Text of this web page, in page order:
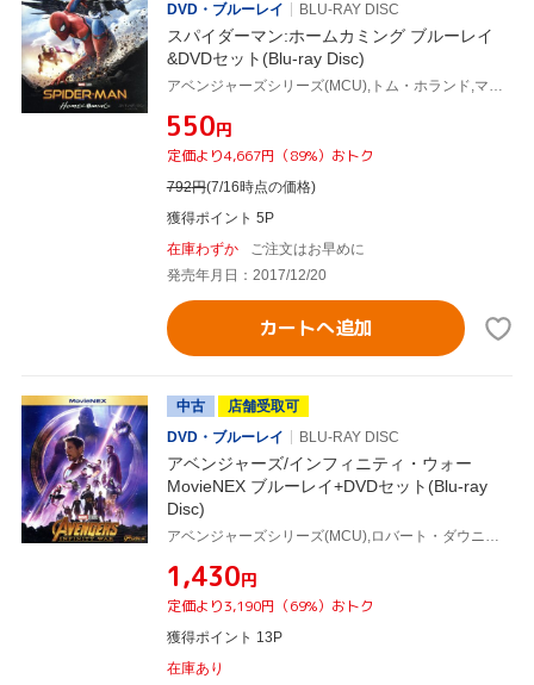
DVD・ブルーレイ
BLU-RAY DISC
スパイダーマン:ホームカミング ブルーレイ
&DVDセット(Blu-ray Disc)
アベンジャーズシリーズ(MCU),トム・ホランド,マイケル・キートン,ジョン・ファヴロー,ジョン・ワッツ(監督),ルイス・デスポジート(製作総指揮),スタン・リー(原作)
¥550円
定価より4,667円（89%）おトク
792円(7/16時点の価格)
獲得ポイント 5P
在庫わずか
ご注文はお早めに
発売年月日：2017/12/20
カートへ追加
中古
店舗受取可
DVD・ブルーレイ
BLU-RAY DISC
アベンジャーズ/インフィニティ・ウォー
MovieNEX ブルーレイ+DVDセット(Blu-ray
Disc)
アベンジャーズシリーズ(MCU),ロバート・ダウニーJr.,クリス・ヘムズワース,マーク・ラファロ,アンソニー・ルッソ(監督),ジョー・ルッソ(監督),ルイス・デスポジート(製作総指揮),ヴィクトリア・アロンソ(製作総指揮),アラン・シルヴェストリ(音楽)
¥1,430円
定価より3,190円（69%）おトク
獲得ポイント 13P
在庫あり